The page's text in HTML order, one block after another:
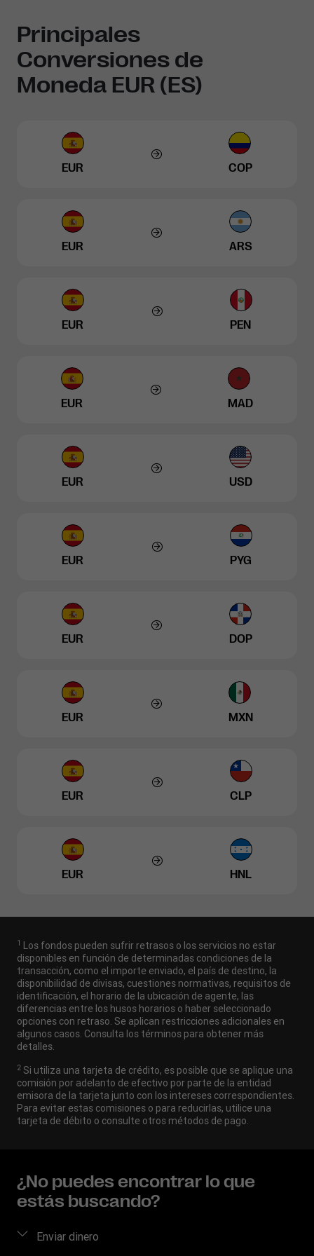
Principales
Conversiones de
Moneda EUR (ES)
EUR COP
EUR ARS
EUR PEN
EUR MAD
EUR USD
EUR PYG
EUR DOP
EUR MXN
EUR CLP
EUR HNL
1 Los fondos pueden sufrir retrasos o los servicios no estar
disponibles en función de determinadas condiciones de la
transacción, como el importe enviado, el país de destino, la
disponibilidad de divisas, cuestiones normativas, requisitos de
identificación, el horario de la ubicación de agente, las
diferencias entre los husos horarios o haber seleccionado
opciones con retraso. Se aplican restricciones adicionales en
algunos casos. Consulta los términos para obtener más
detalles.
2 Si utiliza una tarjeta de crédito, es posible que se aplique una
comisión por adelanto de efectivo por parte de la entidad
emisora de la tarjeta junto con los intereses correspondientes.
Para evitar estas comisiones o para reducirlas, utilice una
tarjeta de débito o consulte otros métodos de pago.
¿No puedes encontrar lo que
estás buscando?
Enviar dinero